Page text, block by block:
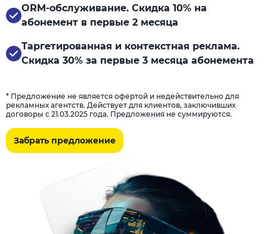
ORM-обслуживание. Скидка 10% на
абонемент в первые 2 месяца
Таргетированная и контекстная реклама.
Скидка 30% за первые 3 месяца абонемента
* Предложение не является офертой и недействительно для
рекламных агентств. Действует для клиентов, заключивших
договоры с 21.03.2025 года. Предложения не суммируются.
Забрать предложение